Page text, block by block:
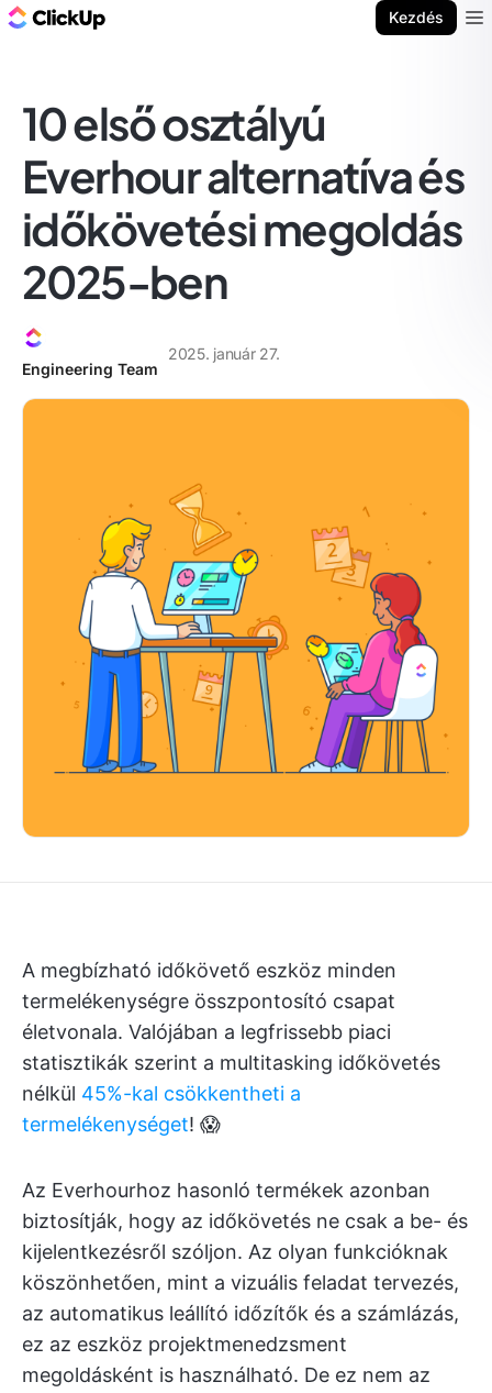
Kezdés
10 első osztályú
Everhour alternatíva és
időkövetési megoldás
2025-ben
Engineering Team
2025. január 27.
A megbízható időkövető eszköz minden
termelékenységre összpontosító csapat
életvonala. Valójában a legfrissebb piaci
statisztikák szerint a multitasking időkövetés
nélkül 45%-kal csökkentheti a
termelékenységet! 😱
Az Everhourhoz hasonló termékek azonban
biztosítják, hogy az időkövetés ne csak a be- és
kijelentkezésről szóljon. Az olyan funkcióknak
köszönhetően, mint a vizuális feladat tervezés,
az automatikus leállító időzítők és a számlázás,
ez az eszköz projektmenedzsment
megoldásként is használható. De ez nem az